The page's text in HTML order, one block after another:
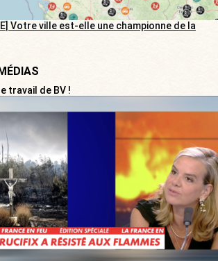
Votre ville est-elle une championne de la
travail de BV !